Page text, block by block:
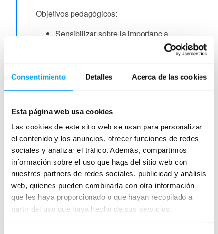
Consentimiento Detalles Acerca de las cookies
Esta página web usa cookies
Las cookies de este sitio web se usan para personalizar
el contenido y los anuncios, ofrecer funciones de redes
sociales y analizar el tráfico. Además, compartimos
información sobre el uso que haga del sitio web con
nuestros partners de redes sociales, publicidad y análisis
web, quienes pueden combinarla con otra información
que les haya proporcionado o que hayan recopilado a
partir del uso que haya hecho de sus servicios.
Objetivos pedagógicos:
Sensibilizar sobre la importancia
Conocer el río Guadalquivir y su cauce.
la riqueza natural de la Península
Ibérica.
Despertar las ansias de
Crear interés por el cine en
general como medio de conocimiento y
de los documentales de naturaleza.
Autor/es guía original:Wanda Natura /
Decine21.com
Etiquetas asociadas:
naturaleza / conocimiento del medio
medio ambiente sociales ecologismo